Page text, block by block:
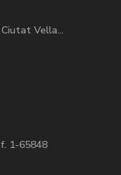
Vella...
1-65848